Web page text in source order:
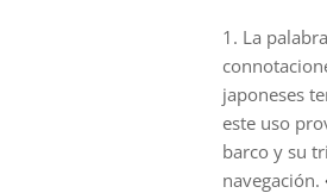
La
japoneses
este uso
barco y su
navegación.